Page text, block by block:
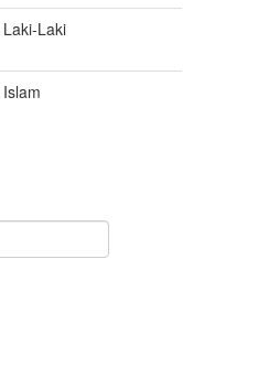
Laki-Laki
Islam